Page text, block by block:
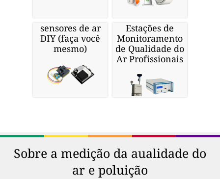
sensores de ar
DIY (faça você
mesmo)
Estações de
Monitoramento
de Qualidade do
Ar Profissionais
Sobre a medição da aualidade do
ar e poluição